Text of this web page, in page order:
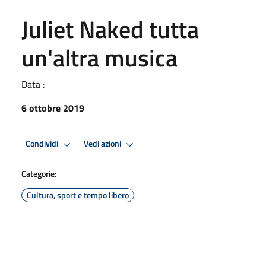
Juliet Naked tutta
un'altra musica
Data :
6 ottobre 2019
Condividi Vedi azioni
Categorie:
Cultura, sport e tempo libero